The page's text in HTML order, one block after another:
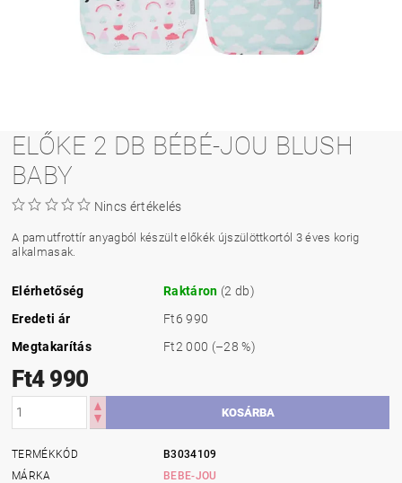
ELŐKE 2 DB BÉBÉ-JOU BLUSH
BABY
Nincs értékelés
A pamutfrottír anyagból készült előkék újszülöttkortól 3 éves korig
alkalmasak.
Elérhetőség Raktáron (2 db)
Eredeti ár
Ft6 990
Megtakarítás
Ft2 000 (–28 %)
Ft4 990
TERMÉKKÓD
B3034109
MÁRKA
BEBE-JOU